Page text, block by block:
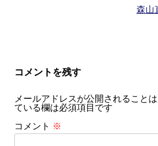
ョ
森山
コメントを残す
メールアドレスが公開されることは
ている欄は必須項目です
コメント ※